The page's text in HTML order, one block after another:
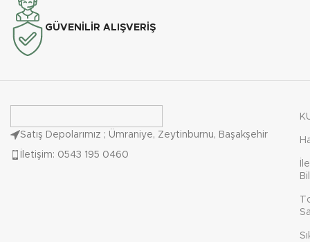
GÜVENİLİR ALIŞVERİŞ
Satış Depolarımız ; Ümraniye, Zeytinburnu, Başakşehir
İletişim: 0543 195 0460